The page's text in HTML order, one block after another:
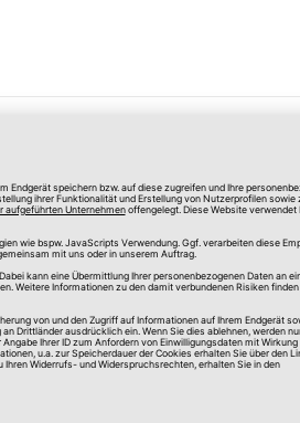
Merken